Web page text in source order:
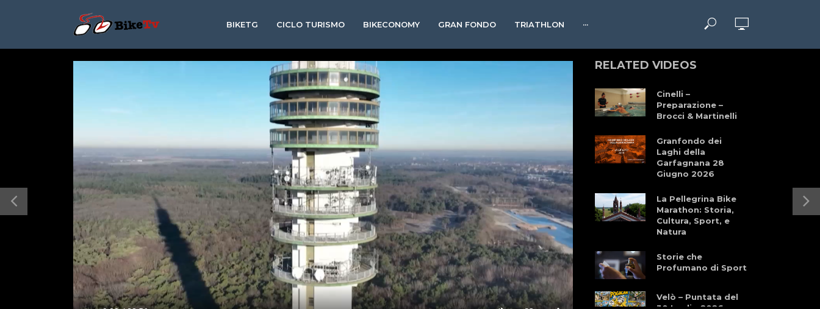
BIKETG CICLO TURISMO BIKECONOMY GRAN FONDO TRIATHLON ···
RELATED VIDEOS
Cinelli –
Preparazione –
Brocci & Martinelli
Granfondo dei
Laghi della
Garfagnana 28
Giugno 2026
La Pellegrina Bike
Marathon: Storia,
Cultura, Sport, e
Natura
Storie che
Profumano di Sport
Velò – Puntata del